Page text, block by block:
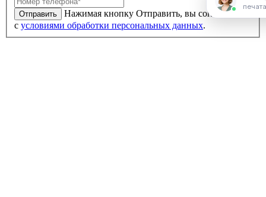
Отправить
Нажимая кнопку Отправить, вы соглашаетесь
с условиями обработки персональных данных.